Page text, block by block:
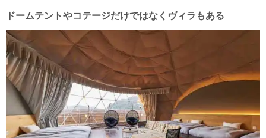
ドームテントやコテージだけではなくヴィラもある